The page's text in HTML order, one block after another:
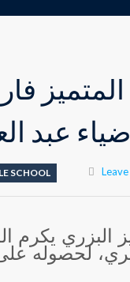
ضياء عبد
SCHOOL
البزري يكرم
لحصوله على